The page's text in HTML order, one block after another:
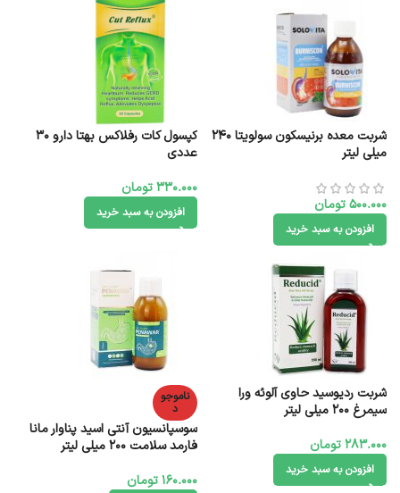
شربت معده برنیسکون سولویتا ۲۴۰
میلی لیتر
500.000تومان
افزودن به سبد خرید
کپسول کات رفلاکس بهتا دارو 30
عددی
330.000تومان
افزودن به سبد خرید
شربت ردیوسید حاوی آلوئه ورا
سیمرغ 200 میلی لیتر
283.000تومان
افزودن به سبد خرید
ناموجو
د
سوسپانسیون آنتی اسید پناوار مانا
فارمد سلامت 200 میلی لیتر
160.000تومان